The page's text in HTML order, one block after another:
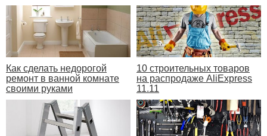
Как сделать недорогой
ремонт в ванной комнате
своими руками
10 строительных товаров
на распродаже AliExpress
11.11